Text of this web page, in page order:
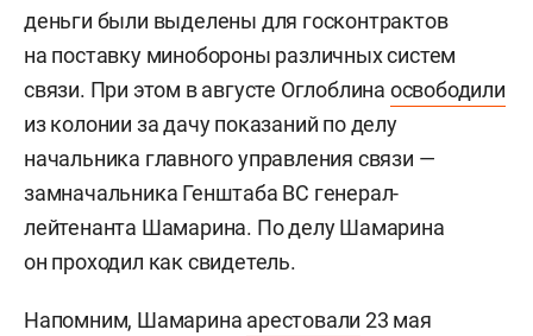
деньги были выделены для госконтрактов
на поставку минобороны различных систем
связи. При этом в августе Оглоблина освободили
из колонии за дачу показаний по делу
начальника главного управления связи —
замначальника Генштаба ВС генерал-
лейтенанта Шамарина. По делу Шамарина
он проходил как свидетель.
Напомним, Шамарина арестовали 23 мая